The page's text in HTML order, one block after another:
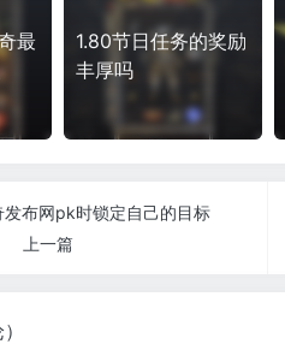
最
1.80节日任务的奖励
丰厚吗
布网pk时锁定自己的目标
上一篇